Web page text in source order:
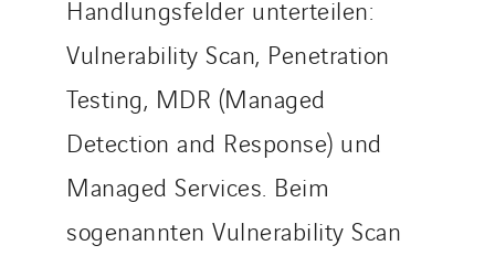
Handlungsfelder unterteilen:
Vulnerability Scan, Penetration
Testing, MDR (Managed
Detection and Response) und
Managed Services. Beim
sogenannten Vulnerability Scan